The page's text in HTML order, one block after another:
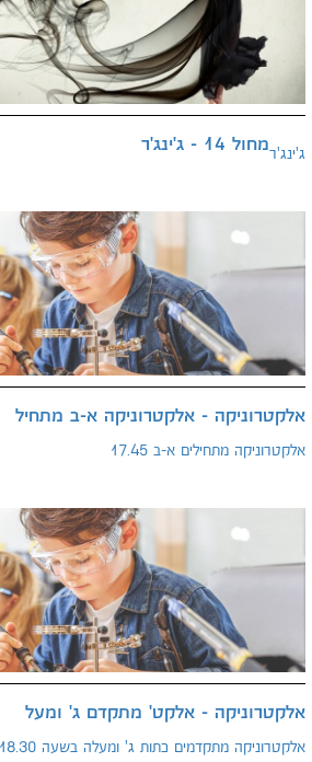
מחול 14 - ג'ינג'רג'ינג'ר
אלקטרוניקה - אלקטרוניקה א-ב מתחיל
אלקטרוניקה מתחילים א-ב 17.45
אלקטרוניקה - אלקט' מתקדם ג' ומעל
אלקטרוניקה מתקדמים כתות ג' ומעלה בשעה 18.30